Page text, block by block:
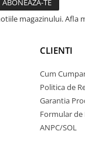
magazinului. Afla
CLIENTI
Cum
Politica de
Garantia
Formular de
ANPC/SOL